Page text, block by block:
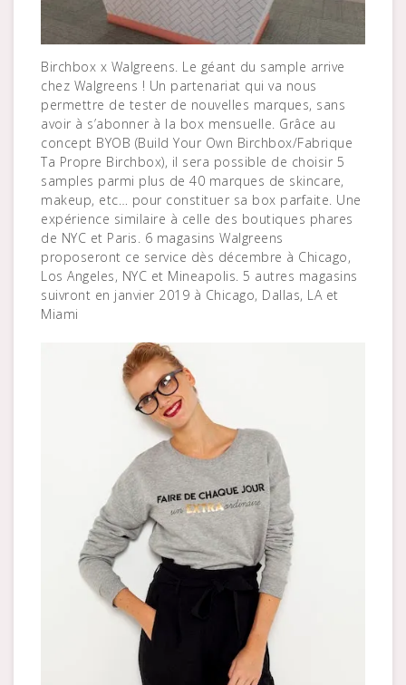
Birchbox x Walgreens. Le géant du sample arrive
chez Walgreens ! Un partenariat qui va nous
permettre de tester de nouvelles marques, sans
avoir à s’abonner à la box mensuelle. Grâce au
concept BYOB (Build Your Own Birchbox/Fabrique
Ta Propre Birchbox), il sera possible de choisir 5
samples parmi plus de 40 marques de skincare,
makeup, etc… pour constituer sa box parfaite. Une
expérience similaire à celle des boutiques phares
de NYC et Paris. 6 magasins Walgreens
proposeront ce service dès décembre à Chicago,
Los Angeles, NYC et Mineapolis. 5 autres magasins
suivront en janvier 2019 à Chicago, Dallas, LA et
Miami